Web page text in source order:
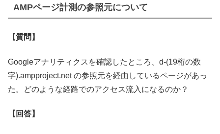
AMPページ計測の参照元について
【質問】
Googleアナリティクスを確認したところ、d-(19桁の数
字).ampproject.net の参照元を経由しているページがあっ
た。どのような経路でのアクセス流入になるのか？
【回答】